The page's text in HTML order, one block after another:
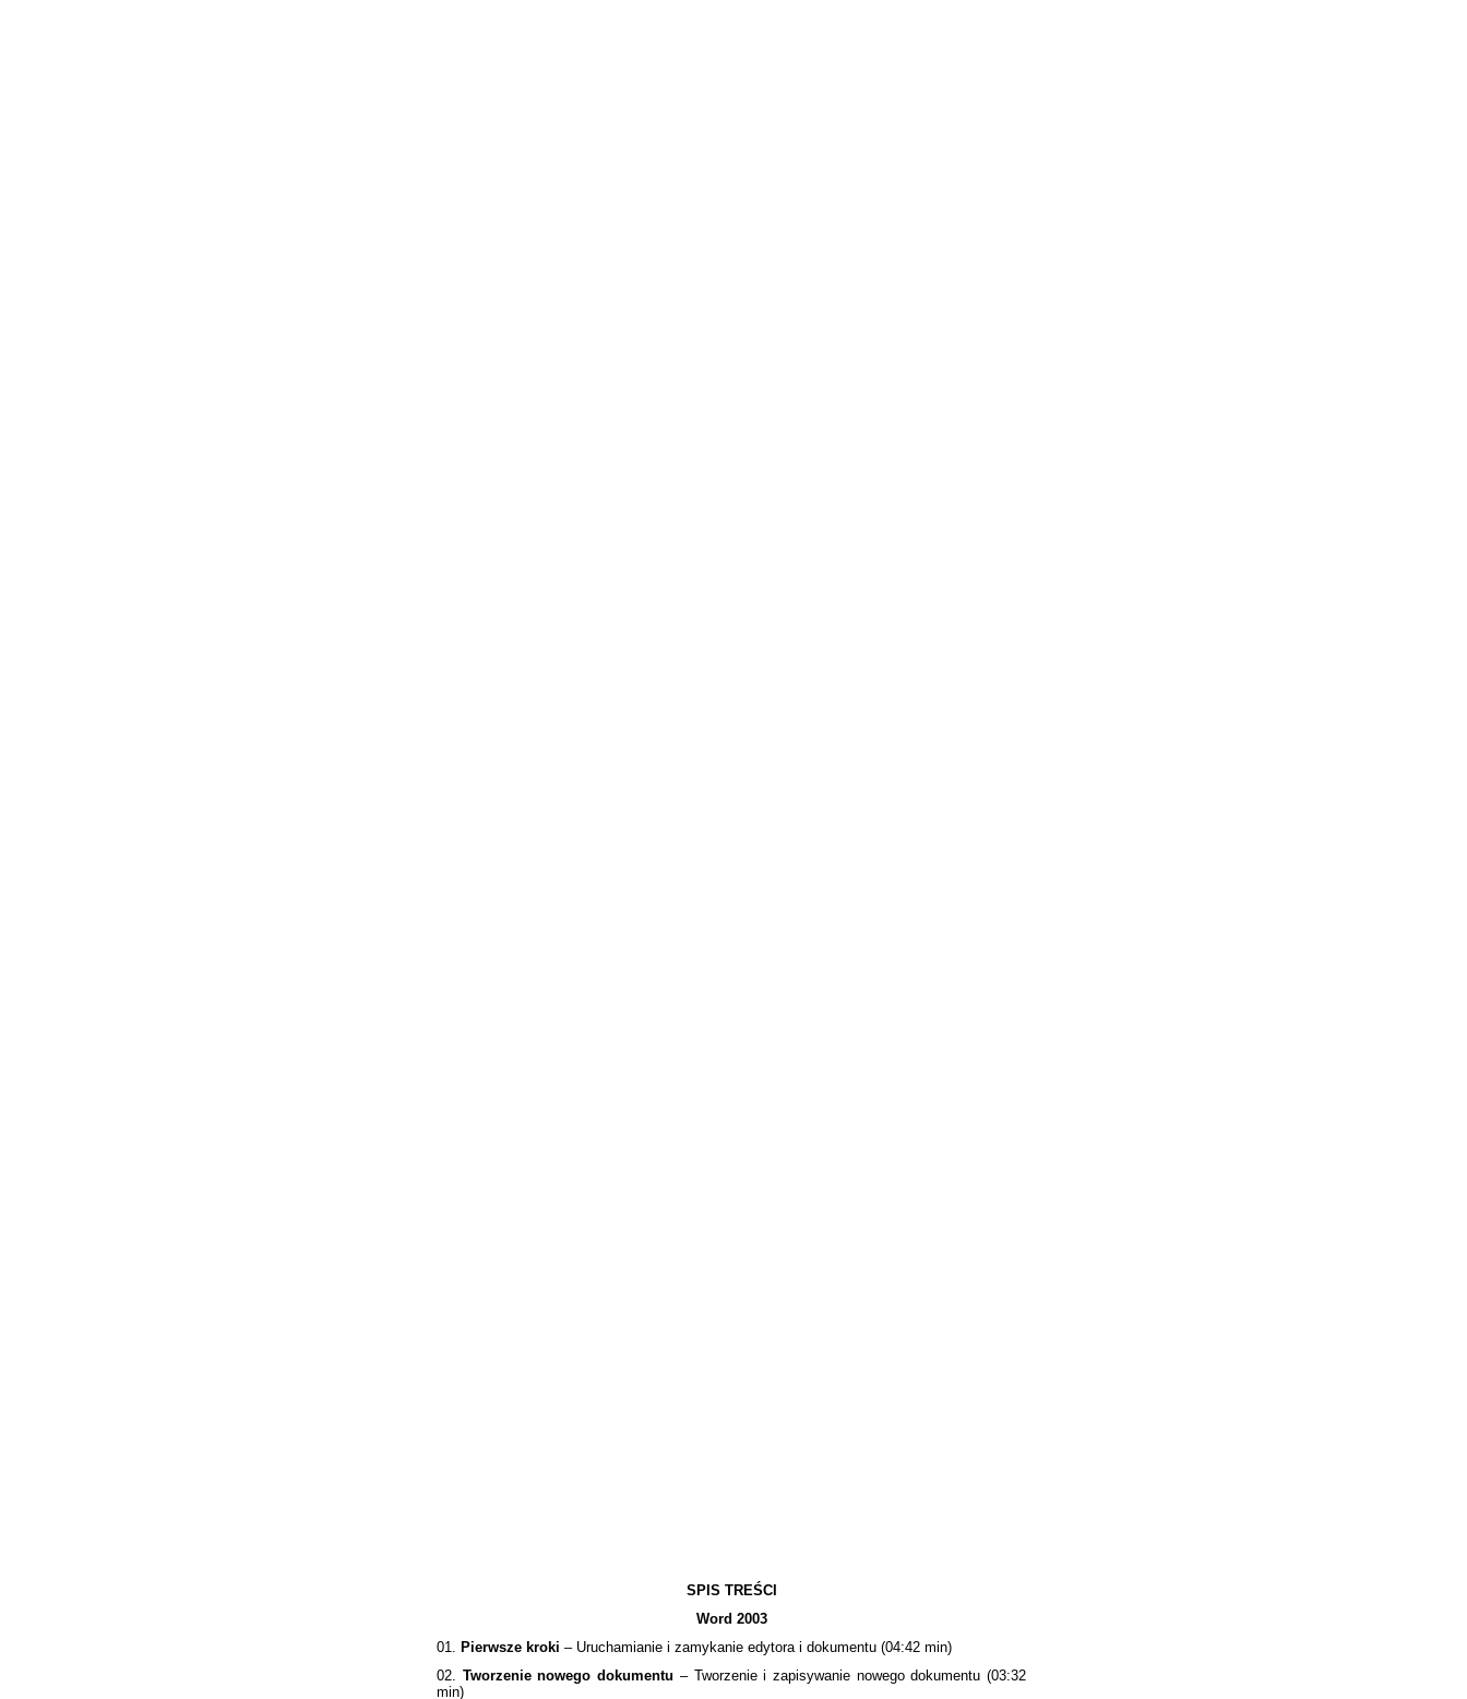
SPIS TREŚCI
Word 2003
01. Pierwsze kroki – Uruchamianie i zamykanie edytora i dokumentu (04:42 min)
02. Tworzenie nowego dokumentu – Tworzenie i zapisywanie nowego dokumentu (03:32
min)